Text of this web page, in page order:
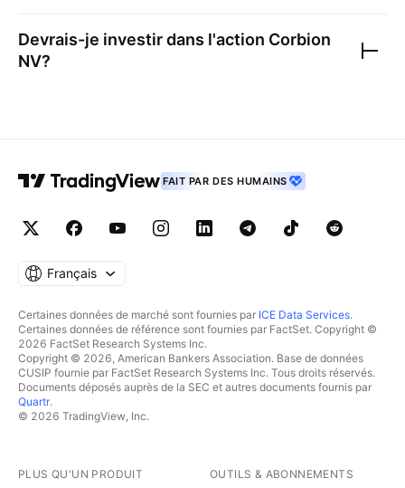
Devrais-je investir dans l'action Corbion
NV?
FAIT PAR DES HUMAINS
Français
Certaines données de marché sont fournies par ICE Data Services.
Certaines données de référence sont fournies par FactSet. Copyright ©
2026 FactSet Research Systems Inc.
Copyright © 2026, American Bankers Association. Base de données
CUSIP fournie par FactSet Research Systems Inc. Tous droits réservés.
Documents déposés auprès de la SEC et autres documents fournis par
Quartr.
© 2026 TradingView, Inc.
PLUS QU'UN PRODUIT OUTILS & ABONNEMENTS